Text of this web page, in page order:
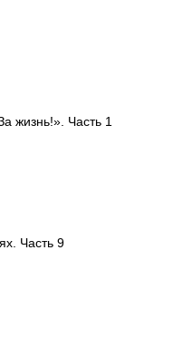
жизнь!». Часть 1
Часть 9